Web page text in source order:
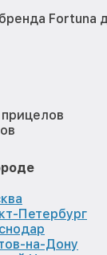
Fortuna
Петербург
на-Дону